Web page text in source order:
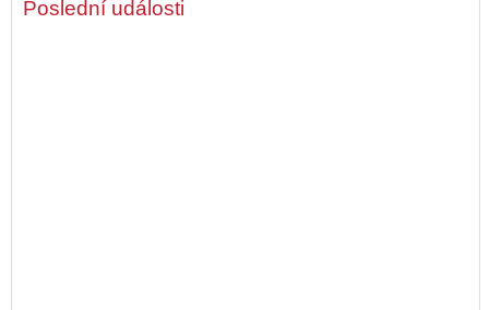
Poslední události